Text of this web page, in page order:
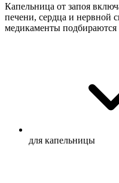
Капельница от запоя
печени, сердца и нервной
медикаменты подбираются
для капельницы